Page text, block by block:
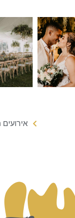
אירועים